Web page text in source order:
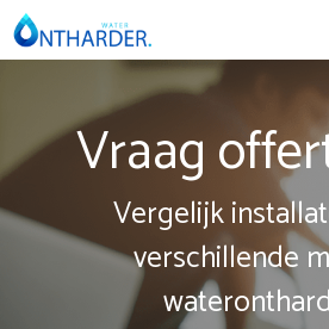
Spring
naar
Vraag
Vergelijk
verschillende